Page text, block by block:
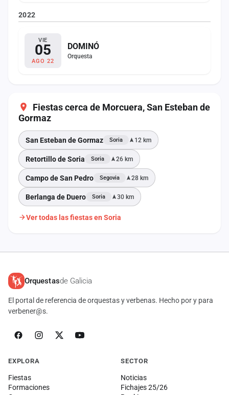
2022
VIE
05
AGO 22
DOMINÓ
Orquesta
Fiestas cerca de Morcuera, San Esteban de
Gormaz
San Esteban de Gormaz Soria 12 km
Retortillo de Soria Soria 26 km
Campo de San Pedro Segovia 28 km
Berlanga de Duero Soria 30 km
Ver todas las fiestas en Soria
Orquestasde Galicia
El portal de referencia de orquestas y verbenas. Hecho por y para
verbener@s.
EXPLORA
Fiestas
Formaciones
SECTOR
Noticias
Fichajes 25/26